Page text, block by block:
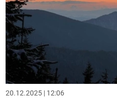
20.12.2025 | 12:06